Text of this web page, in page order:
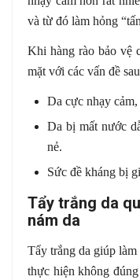
và từ đó làm hỏng
Khi hàng rào bảo vệ
mặt với các vấn đề
Da cực nhạy
Da bị mất nước
nẻ.
Sức đề kháng bị
Tẩy trắng da
nám da
Tẩy trắng da giúp
thực hiện không